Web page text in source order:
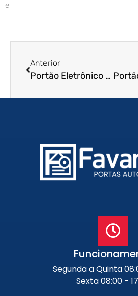
e
Anterior
Portão Eletrônico de Enrolar em Guaruja – SP
Segunda a Quinta
Sexta 08:00 -